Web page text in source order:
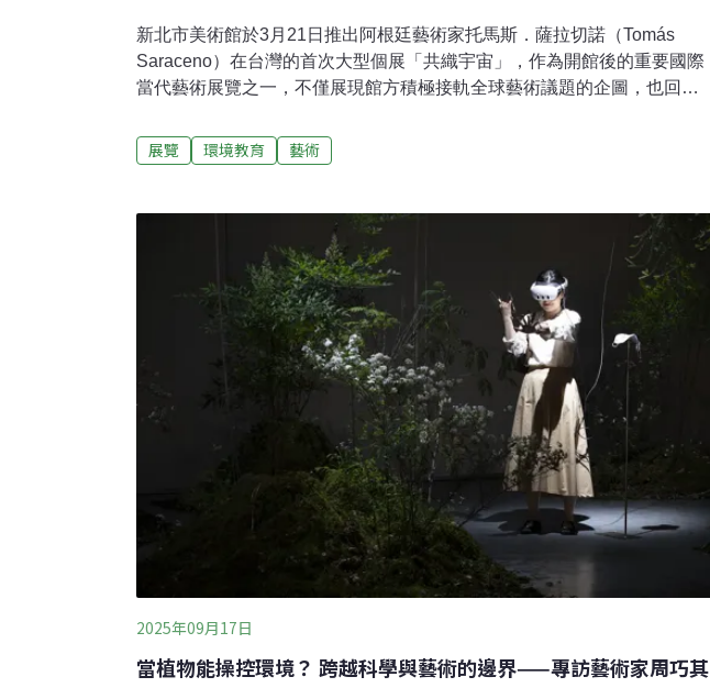
新北市美術館於3月21日推出阿根廷藝術家托馬斯．薩拉切諾（Tomás
Saraceno）在台灣的首次大型個展「共織宇宙」，作為開館後的重要國際
當代藝術展覽之一，不僅展現館方積極接軌全球藝術議題的企圖，也回應
蛛絲的微觀結構延伸至宇宙尺度的連結關係，透過沉浸式裝置、聲音作品
與社群參與計畫，引導觀眾重新感知人類與空氣、蜘蛛、雲層、孢子與宇
注生態與科技議題，並與科學家合作，將蜘蛛網、空氣流動與宇宙結構轉
化為可被身體感知的藝術經驗。從微觀蜘蛛絲到宇宙尺度 我們如何被連結
本展呈現多件代表作品，包括由多種蜘蛛共同編織的〈關注之網〉，以及
將蜘蛛網轉化為宇宙圖像的〈如何將宇宙陷入蛛網？〉。大型裝置〈算
法．韻律〉則開放觀眾進入其中，在移動與震動之間，感受自身成為網絡
一部分的經驗。展覽
展覽 環境教育 藝術
2025年09月17日
當植物能操控環境？ 跨越科學與藝術的邊界——專訪藝術家周巧其